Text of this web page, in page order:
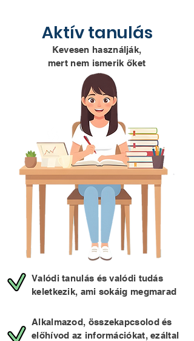
Aktív tanulás
Kevesen használják,
mert nem ismerik őket
Valódi tanulás és valódi tudás
keletkezik, ami sokáig megmarad
Alkalmazod, összekapcsolod és
előhívod az információkat, ezáltal